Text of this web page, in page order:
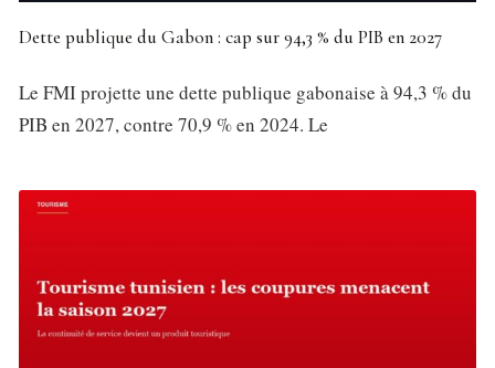
Dette publique du Gabon : cap sur 94,3 % du PIB en 2027
Le FMI projette une dette publique gabonaise à 94,3 % du
PIB en 2027, contre 70,9 % en 2024. Le